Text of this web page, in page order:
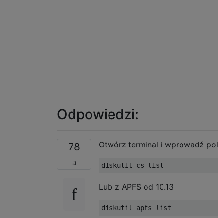
Odpowiedzi:
78 Otwórz terminal i wprowadź
Lub z APFS od 10.13